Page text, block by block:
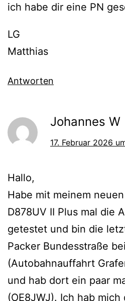
ich habe dir eine PN
LG
Matthias
Antworten
Johannes W
17. Februar 2026
Hallo,
Habe mit meinem
D878UV II Plus mal die
getestet und bin die
Packer Bundesstraße
(Autobahnauffahrt
und hab dort ein paar
(OE8JWJ). Ich hab